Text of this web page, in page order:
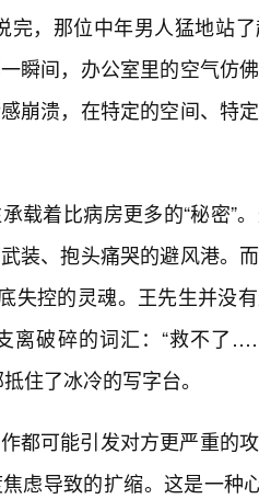
，那位中年男人猛地站
瞬间，办公室里的空气仿
崩溃，在特定的空间、特
载着比病房更多的“秘密”
装、抱头痛哭的避风港。
失控的灵魂。王先生并没
离破碎的词汇：“救不
住了冰冷的写字台。
都可能引发对方更严重的
虑导致的扩缩。这是一种